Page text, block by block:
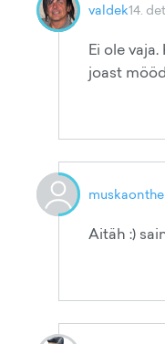
valdek14.
Ei ole
joast
Aitäh :)